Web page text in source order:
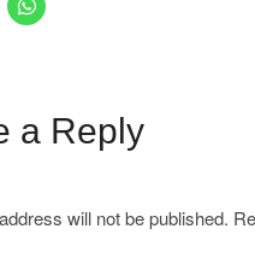
a Reply
will not be published.